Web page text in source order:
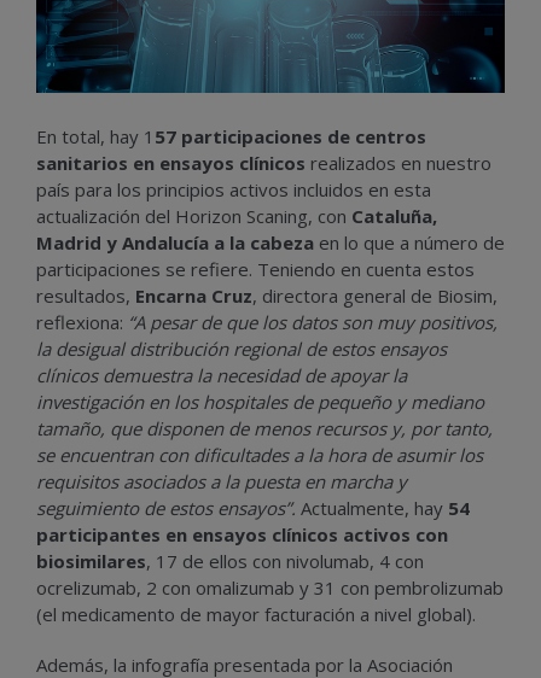
En total, hay 1 57 participaciones de centros
sanitarios en ensayos clínicos realizados en nuestro
país para los principios activos incluidos en esta
actualización del Horizon Scaning, con Cataluña,
Madrid y Andalucía a la cabeza en lo que a número de
participaciones se refiere. Teniendo en cuenta estos
resultados, Encarna Cruz, directora general de Biosim,
reflexiona: “A pesar de que los datos son muy positivos,
la desigual distribución regional de estos ensayos
clínicos demuestra la necesidad de apoyar la
investigación en los hospitales de pequeño y mediano
tamaño, que disponen de menos recursos y, por tanto,
se encuentran con dificultades a la hora de asumir los
requisitos asociados a la puesta en marcha y
seguimiento de estos ensayos”. Actualmente, hay 54
participantes en ensayos clínicos activos con
biosimilares, 17 de ellos con nivolumab, 4 con
ocrelizumab, 2 con omalizumab y 31 con pembrolizumab
(el medicamento de mayor facturación a nivel global).
Además, la infografía presentada por la Asociación